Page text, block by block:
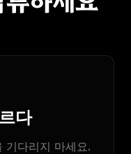
다
기다리지 마세요.